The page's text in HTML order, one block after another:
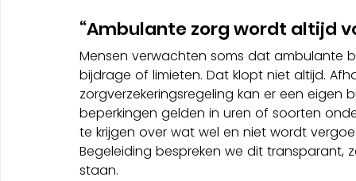
“Ambulante zorg wordt altijd
Mensen verwachten soms dat ambulante
bijdrage of limieten. Dat klopt niet altijd.
zorgverzekeringsregeling kan er een eigen
beperkingen gelden in uren of soorten
te krijgen over wat wel en niet wordt
Begeleiding bespreken we dit
staan.